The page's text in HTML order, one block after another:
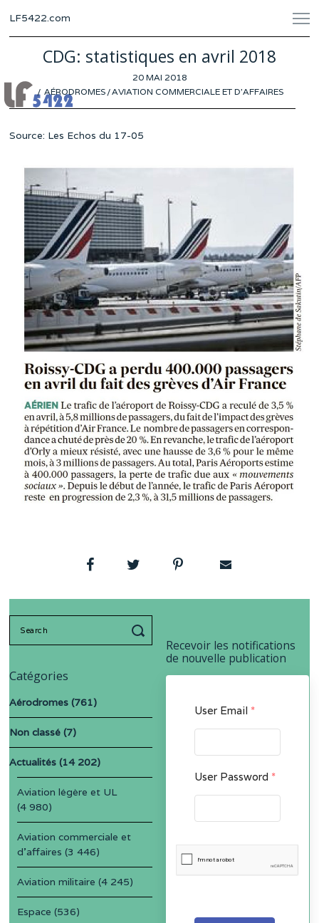
LF5422.com
CDG: statistiques en avril 2018
POSTED
ON
20 MAI 2018
AÉRODROMES /AVIATION COMMERCIALE ET D'AFFAIRES
Source: Les Echos du 17-05
Recevoir les notifications
de nouvelle publication
User Email *
User Password *
Catégories
Aérodromes (761)
Non classé (7)
Actualités (14 202)
Aviation légère et UL
(4 980)
Aviation commerciale et
d'affaires (3 446)
Aviation militaire (4 245)
Espace (536)